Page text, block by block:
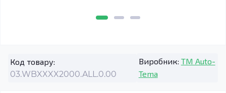
Код товару:
03.WBXXXX2000.ALL.0.00
Виробник: TM Auto-
Tema